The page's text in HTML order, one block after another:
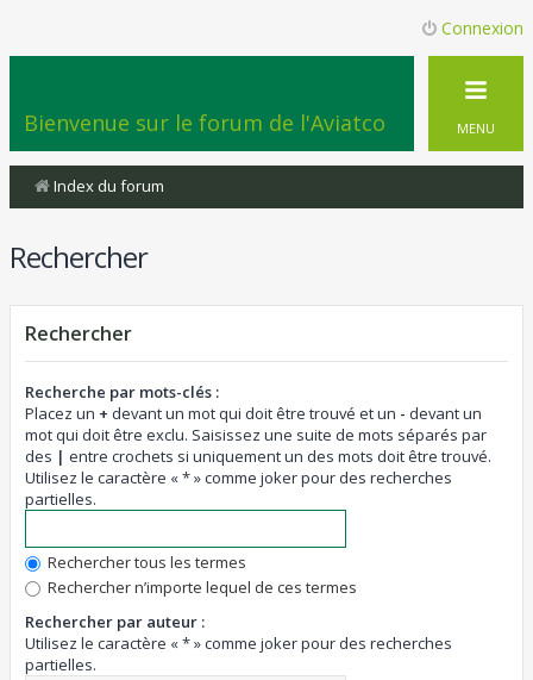
Connexion
Bienvenue sur le forum de l'Aviatco MENU
Index du forum
Rechercher
Rechercher
Recherche par mots-clés :
Placez un + devant un mot qui doit être trouvé et un - devant un
mot qui doit être exclu. Saisissez une suite de mots séparés par
des | entre crochets si uniquement un des mots doit être trouvé.
Utilisez le caractère « * » comme joker pour des recherches
partielles.
Rechercher tous les termes
Rechercher n’importe lequel de ces termes
Rechercher par auteur :
Utilisez le caractère « * » comme joker pour des recherches
partielles.